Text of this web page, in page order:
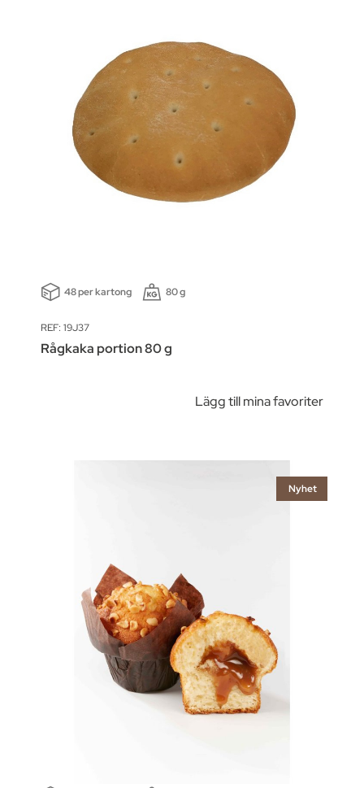
48 per kartong 80 g
REF: 19J37
Rågkaka portion 80 g
Lägg till mina favoriter
Nyhet